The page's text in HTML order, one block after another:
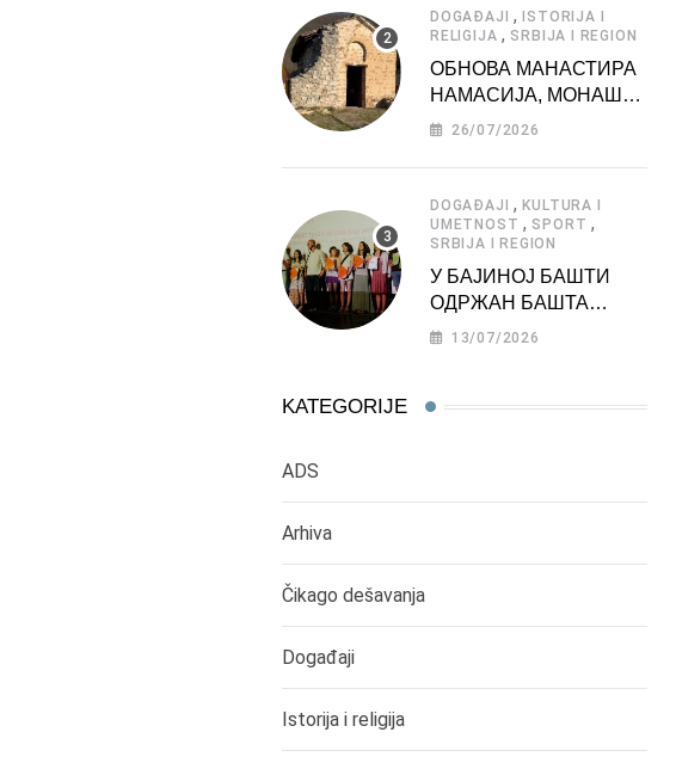
DOGAĐAJI , ISTORIJA I
RELIGIJA , SRBIJA I REGION
ОБНОВА МАНАСТИРА
НАМАСИЈА, МОНАШКЕ
ЗАДУЖБИНЕ
26/07/2026
DOGAĐAJI ,KULTURA I
UMETNOST , SPORT ,
SRBIJA I REGION
У БАЈИНОЈ БАШТИ
ОДРЖАН БАШТА
ФЕСТ 2026
13/07/2026
KATEGORIJE
ADS
Arhiva
Čikago dešavanja
Događaji
Istorija i religija